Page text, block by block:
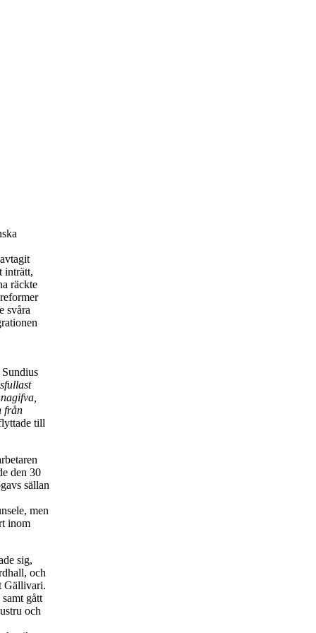
inträtt,
räckte
svåra
från
till
den 30
sällan
men
inom
sig,
och
Gällivari.
gått
och